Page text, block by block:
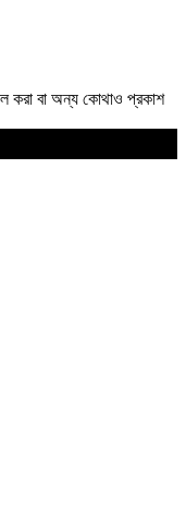
করা বা অন্য কোথাও প্রকাশ